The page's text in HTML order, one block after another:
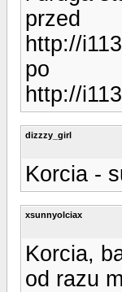
przed
http://
po
http://
dizzzy_girl
Korcia -
xsunnyolciax
Korcia,
od razu